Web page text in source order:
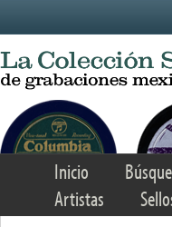
Inicio
Artistas